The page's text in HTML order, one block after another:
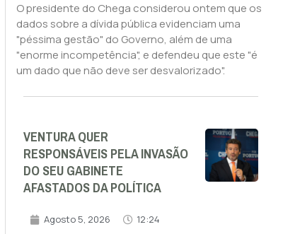
O presidente do Chega considerou ontem que os
dados sobre a dívida pública evidenciam uma
"péssima gestão" do Governo, além de uma
"enorme incompetência", e defendeu que este "é
um dado que não deve ser desvalorizado".
VENTURA QUER
RESPONSÁVEIS PELA INVASÃO
DO SEU GABINETE
AFASTADOS DA POLÍTICA
Agosto 5, 2026 12:24